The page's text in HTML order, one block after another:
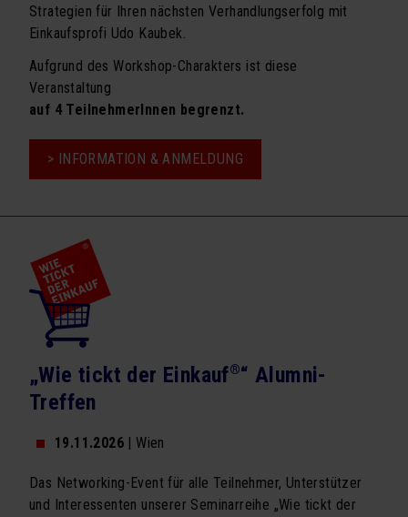
Strategien für Ihren nächsten Verhandlungserfolg mit
Einkaufsprofi Udo Kaubek.
Aufgrund des Workshop-Charakters ist diese
Veranstaltung
auf 4 TeilnehmerInnen begrenzt.
> INFORMATION & ANMELDUNG
„Wie tickt der Einkauf®“ Alumni-
Treffen
19.11.2026 | Wien
Das Networking-Event für alle Teilnehmer, Unterstützer
und Interessenten unserer Seminarreihe „Wie tickt der